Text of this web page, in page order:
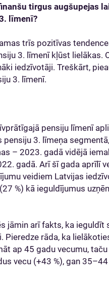
tirgus augšupejas
līmenī?
trīs pozitīvas
3. līmenī kļūst lielākas.
iedzīvotāji. Treškārt,
3. līmenī.
pensiju līmenī
pensiju 3. līmeņa
– 2023. gadā vidējā
gadā. Arī šī gada aprīlī
veidiem Latvijas
%) kā ieguldījumus
jāmin arī fakts, ka ieguldīt
Pieredze rāda, ka
ap 45 gadu vecumu,
vecu (+43 %), gan